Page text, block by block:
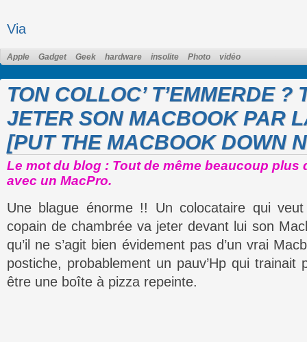
Via
Apple Gadget Geek hardware insolite Photo vidéo
TON COLLOC’ T’EMMERDE ?
JETER SON MACBOOK PAR
[PUT THE MACBOOK DOWN
Le mot du blog : Tout de même beaucoup plus
avec un MacPro.
Une blague énorme !! Un colocataire qui
copain de chambrée va jeter devant lui son
qu’il ne s’agit bien évidement pas d’un vrai
postiche, probablement un pauv’Hp qui
être une boîte à pizza repeinte.